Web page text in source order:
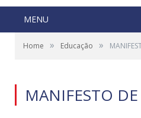
MENU
Home » Educação »
MANIFESTO